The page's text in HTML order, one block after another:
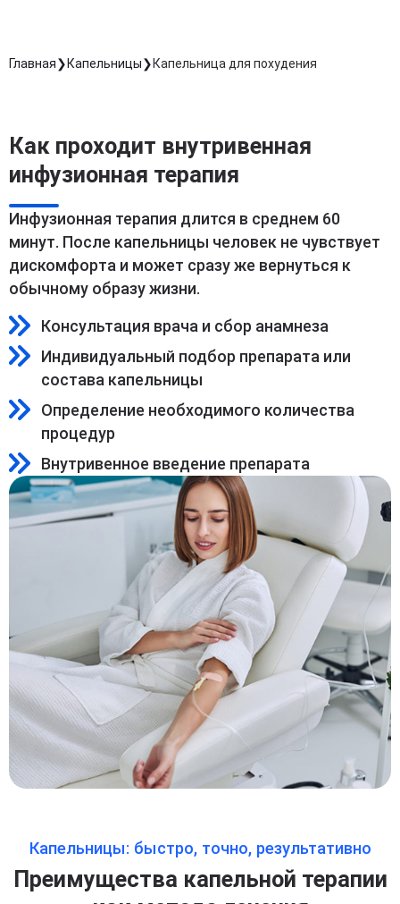
Главная Капельницы Капельница для похудения
Как проходит внутривенная
инфузионная терапия
Инфузионная терапия длится в среднем 60
минут. После капельницы человек не чувствует
дискомфорта и может сразу же вернуться к
обычному образу жизни.
Консультация врача и сбор анамнеза
Индивидуальный подбор препарата или
состава капельницы
Определение необходимого количества
процедур
Внутривенное введение препарата
Капельницы: быстро, точно, результативно
Преимущества капельной терапии